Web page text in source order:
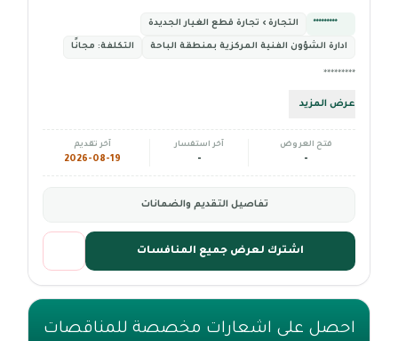
********* التجارة › تجارة قطع الغيار الجديدة
ادارة الشؤون الفنية المركزية بمنطقة الباحة التكلفة: مجانًا
*********
عرض المزيد
فتح العروض
-
آخر استفسار
-
آخر تقديم
2026-08-19
تفاصيل التقديم والضمانات
اشترك لعرض جميع المنافسات
احصل على اشعارات مخصصة للمناقصات